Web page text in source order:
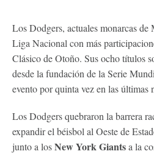
Los Dodgers, actuales monarcas
Liga Nacional con más
Clásico de Otoño. Sus ocho títulos
desde la fundación de la Serie
evento por quinta vez en las últimas
Los Dodgers quebraron la barrera
expandir el béisbol al Oeste de
junto a losNew York Giantsa la